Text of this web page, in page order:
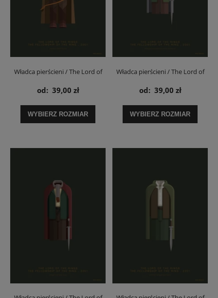
Władca pierścieni / The Lord of
the Rings Legolas - plakat
od: 39,00 zł
WYBIERZ ROZMIAR
Władca pierścieni / The Lord of
the Rings Merry - plakat
od: 39,00 zł
WYBIERZ ROZMIAR